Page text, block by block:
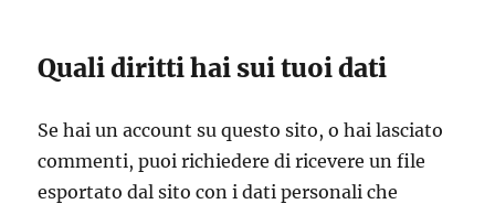
Quali diritti hai sui tuoi dati
Se hai un account su questo sito, o hai lasciato
commenti, puoi richiedere di ricevere un file
esportato dal sito con i dati personali che